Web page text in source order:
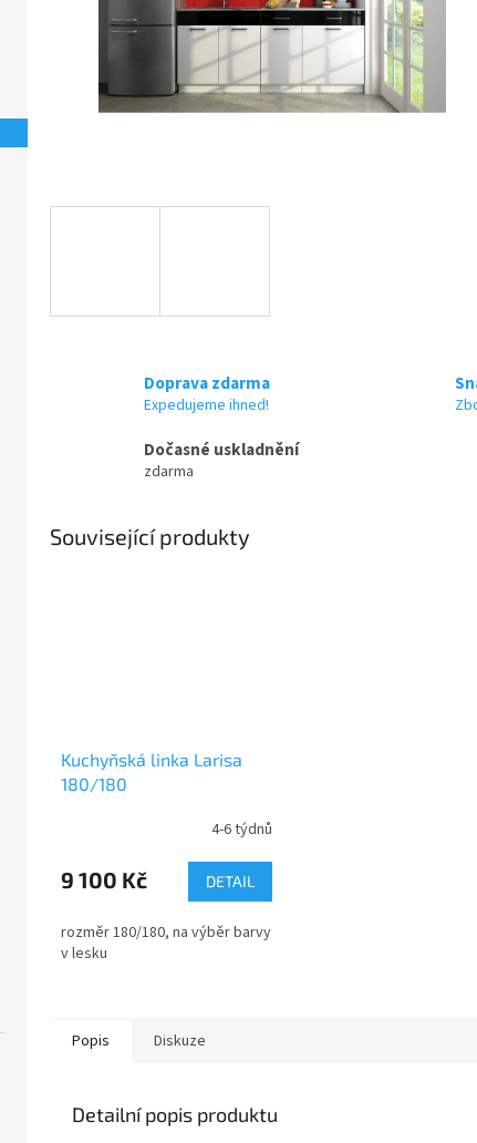
Doprava zdarma
Expedujeme ihned!
Dočasné uskladnění
zdarma
Související produkty
Kuchyňská linka Larisa
180/180
4-6 týdnů
9 100 Kč DETAIL
rozměr 180/180, na výběr barvy
v lesku
Popis Diskuze
Detailní popis produktu